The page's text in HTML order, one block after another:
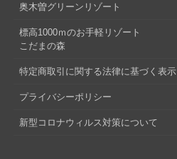
奥木曽グリーンリゾート
標高1000ｍのお手軽リゾート
こだまの森
特定商取引に関する法律に基づく表示
プライバシーポリシー
新型コロナウィルス対策について